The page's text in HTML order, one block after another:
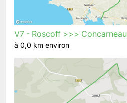
V7 - Roscoff >>> Concarneau
à 0,0 km environ